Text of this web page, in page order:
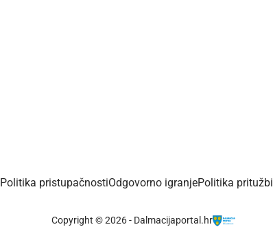
Politika pristupačnostiOdgovorno igranjePolitika pritužbi
Copyright © 2026 - Dalmacijaportal.hr